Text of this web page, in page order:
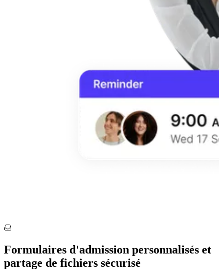
Formulaires d'admission personnalisés et
partage de fichiers sécurisé